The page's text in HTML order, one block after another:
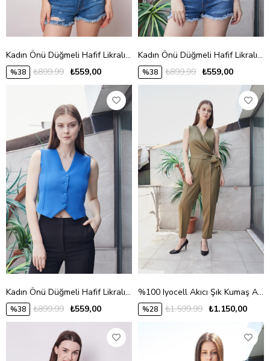
Kadın Önü Düğmeli Hafif Likralı Kumaş Kısa Yelek-Taş
%38 ₺559,00
₺899,99
Kadın Önü Düğmeli Hafif Likralı Kumaş Kısa Yelek-B.Yeşil
%38 ₺559,00
₺899,99
Kadın Önü Düğmeli Hafif Likralı Kumaş Kısa Yelek-Sax
%38 ₺559,00
₺899,99
%100 Iyocell Akıcı Şık Kumaş Anvelop Kruvaze Bağcıklı Cepli Önü Pileli Dar Paça Tulum -Haki
%28 ₺1.150,00
₺1.599,99